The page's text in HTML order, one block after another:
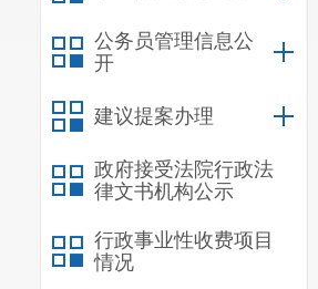
公务员管理信息公
开
建议提案办理
政府接受法院行政法
律文书机构公示
行政事业性收费项目
情况